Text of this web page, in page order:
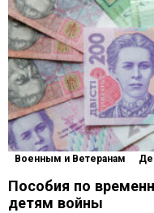
Военным и Ветеранам
Пособия по
детям войны